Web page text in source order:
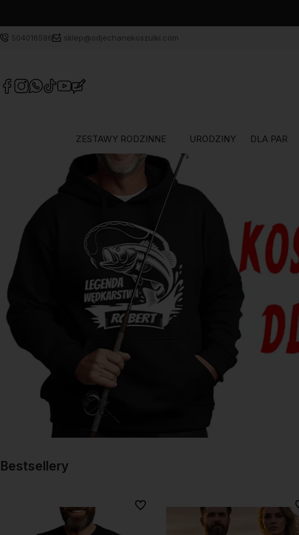
504016596 sklep@odjechanekoszulki.com
ZESTAWY RODZINNE URODZINY DLA PAR
Bestsellery
Do ulubionych